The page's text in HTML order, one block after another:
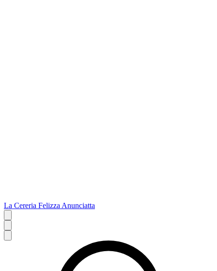
La Cereria Felizza Anunciatta